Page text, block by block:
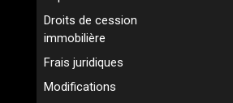
Droits de cession
immobilière
Frais juridiques
Modifications